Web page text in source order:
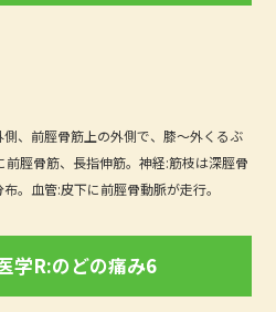
、前脛骨筋上の外側で、膝〜外くるぶ
前脛骨筋、長指伸筋。神経:筋枝は深脛骨
。血管:皮下に前脛骨動脈が走行。
学R:のどの痛み6